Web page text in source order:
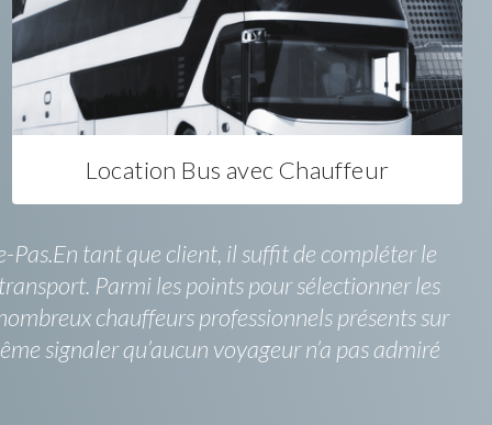
Location Bus avec Chauffeur
tant que client, il suffit de compléter le
Parmi les points pour sélectionner les
chauffeurs professionnels présents sur
signaler qu’aucun voyageur n’a pas admiré